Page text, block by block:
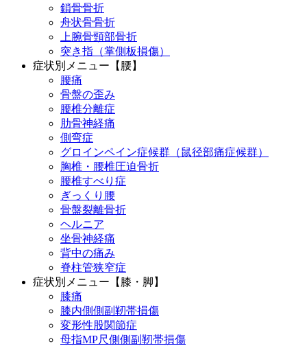
鎖骨骨折
舟状骨骨折
上腕骨頸部骨折
突き指（掌側板損傷）
症状別メニュー【腰】
腰痛
骨盤の歪み
腰椎分離症
肋骨神経痛
側弯症
グロインペイン症候群（鼠径部痛症候群）
胸椎・腰椎圧迫骨折
腰椎すべり症
ぎっくり腰
骨盤裂離骨折
ヘルニア
坐骨神経痛
背中の痛み
脊柱管狭窄症
症状別メニュー【膝・脚】
膝痛
膝内側側副靭帯損傷
変形性股関節症
母指MP尺側側副靭帯損傷